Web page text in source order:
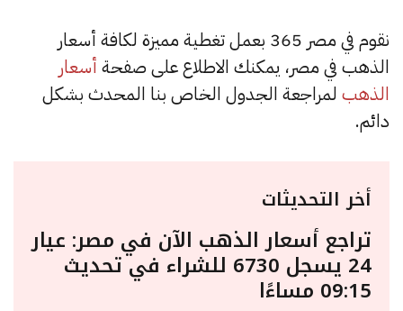
نقوم في مصر 365 بعمل تغطية مميزة لكافة أسعار
الذهب في مصر، يمكنك الاطلاع على صفحة أسعار
الذهب لمراجعة الجدول الخاص بنا المحدث بشكل
دائم.
أخر التحديثات
تراجع أسعار الذهب الآن في مصر: عيار
24 يسجل 6730 للشراء في تحديث
09:15 مساءًا